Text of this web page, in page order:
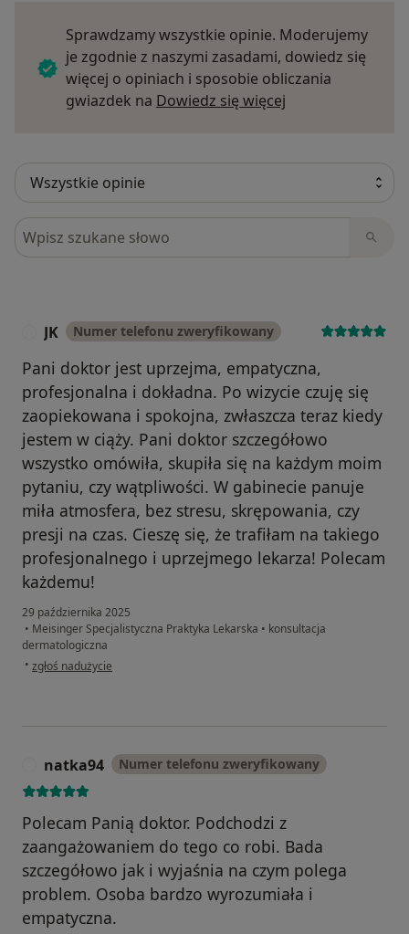
Sprawdzamy wszystkie opinie. Moderujemy
je zgodnie z naszymi zasadami, dowiedz się
więcej o opiniach i sposobie obliczania
gwiazdek na Dowiedz się więcej
Szukaj w opiniach
JK Numer telefonu zweryfikowany
Pani doktor jest uprzejma, empatyczna,
profesjonalna i dokładna. Po wizycie czuję się
zaopiekowana i spokojna, zwłaszcza teraz kiedy
jestem w ciąży. Pani doktor szczegółowo
wszystko omówiła, skupiła się na każdym moim
pytaniu, czy wątpliwości. W gabinecie panuje
miła atmosfera, bez stresu, skrępowania, czy
presji na czas. Cieszę się, że trafiłam na takiego
profesjonalnego i uprzejmego lekarza! Polecam
każdemu!
29 października 2025
• Meisinger Specjalistyczna Praktyka Lekarska • konsultacja
dermatologiczna
• w opinii użytkownika JK
zgłoś nadużycie
natka94 Numer telefonu zweryfikowany
Polecam Panią doktor. Podchodzi z
zaangażowaniem do tego co robi. Bada
szczegółowo jak i wyjaśnia na czym polega
problem. Osoba bardzo wyrozumiała i
empatyczna.